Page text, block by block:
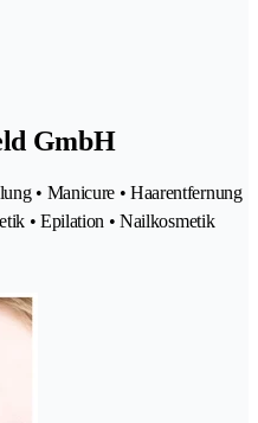
GmbH
• Manicure • Haarentfernung
• Epilation • Nailkosmetik